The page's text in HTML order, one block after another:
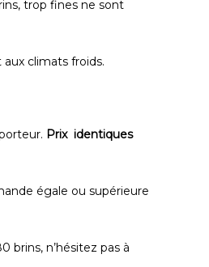
trop fines ne sont
aux climats froids.
Prix identiques
égale ou supérieure
brins, n’hésitez pas à